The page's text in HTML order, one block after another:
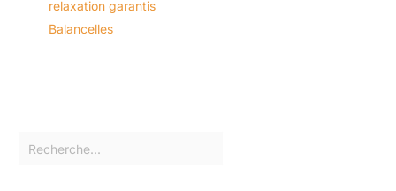
relaxation garantis
Balancelles